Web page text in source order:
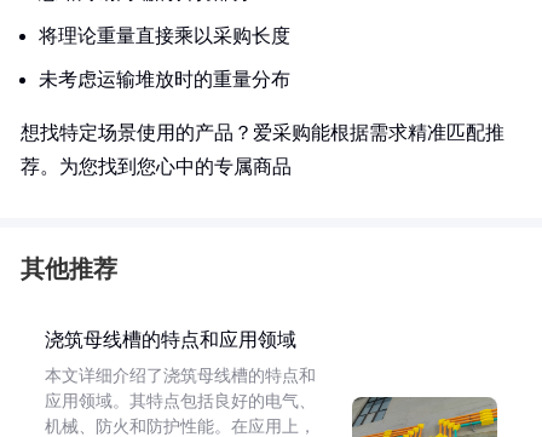
将理论重量直接乘以采购长度
未考虑运输堆放时的重量分布
想找特定场景使用的产品？爱采购能根据需求精准匹配推
荐。为您找到您心中的专属商品
其他推荐
浇筑母线槽的特点和应用领域
本文详细介绍了浇筑母线槽的特点和
应用领域。其特点包括良好的电气、
机械、防火和防护性能。在应用上，